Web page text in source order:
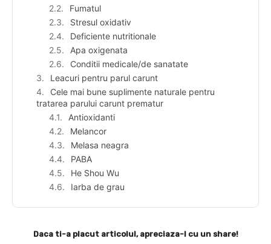
Fumatul
Stresul oxidativ
Deficiente nutritionale
Apa oxigenata
Conditii medicale/de sanatate
Leacuri pentru parul carunt
Cele mai bune suplimente naturale pentru
tratarea parului carunt prematur
Antioxidanti
Melancor
Melasa neagra
PABA
He Shou Wu
Iarba de grau
Daca ti-a placut articolul, apreciaza-l cu un share!